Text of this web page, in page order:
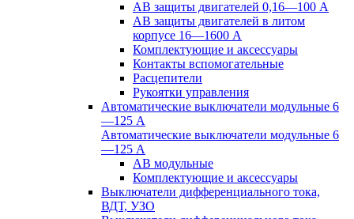
АВ защиты двигателей 0,16—100 А
АВ защиты двигателей в литом
корпусе 16—1600 А
Комплектующие и аксессуары
Контакты вспомогательные
Расцепители
Рукоятки управления
Автоматические выключатели модульные 6
—125 А
Автоматические выключатели модульные 6
—125 А
АВ модульные
Комплектующие и аксессуары
Выключатели дифференциального тока,
ВДТ, УЗО